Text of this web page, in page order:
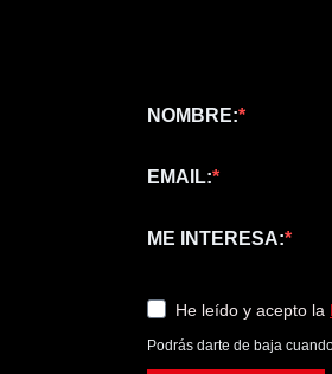
NOMBRE:
EMAIL:
ME INTERESA:
He leído y acepto la
Podrás darte de baja